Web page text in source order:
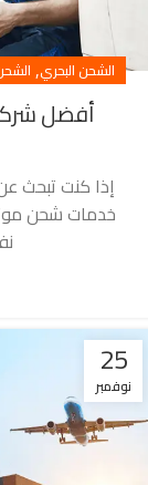
الشحن البحري,
أفضل شركات
إذا كنت تبحث
خدمات شحن
25
نوفمبر